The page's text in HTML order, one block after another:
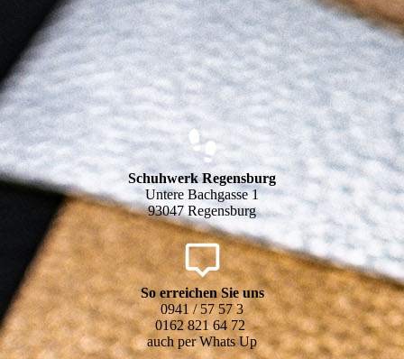
Schuhwerk Regensburg
Untere Bachgasse 1
93047 Regensburg
So erreichen Sie uns
0941 / 57 57 3
0162 821 64 72
auch per Whats Up